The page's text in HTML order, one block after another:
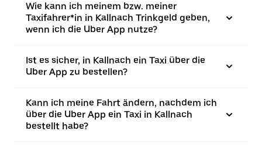
Wie kann ich meinem bzw. meiner
Taxifahrer*in in Kallnach Trinkgeld geben,
wenn ich die Uber App nutze?
Ist es sicher, in Kallnach ein Taxi über die
Uber App zu bestellen?
Kann ich meine Fahrt ändern, nachdem ich
über die Uber App ein Taxi in Kallnach
bestellt habe?